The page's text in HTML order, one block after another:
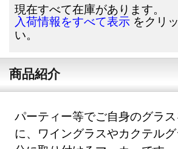
現在すべて在庫があります。
入荷情報をすべて表示 をクリ
い。
商品紹介
パーティー等でご自身のグラ
に、ワイングラスやカクテル